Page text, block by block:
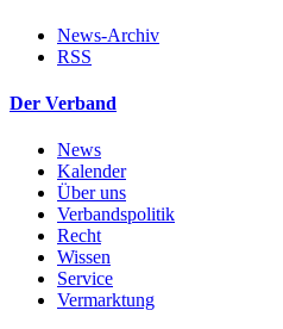
News-Archiv
RSS
Der Verband
News
Kalender
Über uns
Verbandspolitik
Recht
Wissen
Service
Vermarktung